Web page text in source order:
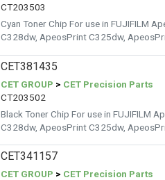
CT203503
Cyan Toner Chip For use in FUJIFILM
C328dw, ApeosPrint C325dw,
CET381435
CET GROUP > CET Precision Parts
CT203502
Black Toner Chip For use in FUJIFILM
C328dw, ApeosPrint C325dw,
CET341157
CET GROUP > CET Precision Parts